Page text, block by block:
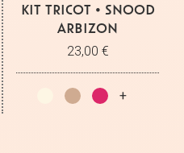
KIT TRICOT • SNOOD
ARBIZON
23,00 €